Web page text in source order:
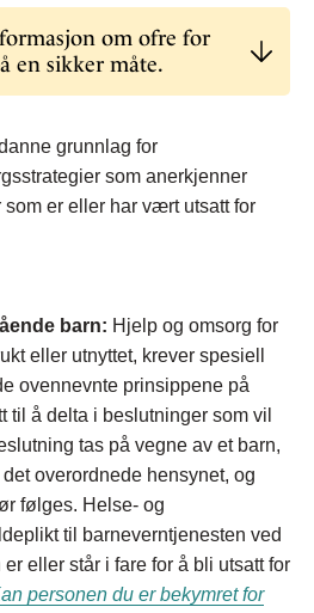
om ofre for
en sikker måte.
grunnlag for
som anerkjenner
er eller har vært utsatt for
barn: Hjelp og omsorg for
eller utnyttet, krever spesiell
ovennevnte prinsippene på
til å delta i beslutninger som vil
tas på vegne av et barn,
overordnede hensynet, og
følges. Helse- og
til barneverntjenesten ved
eller står i fare for å bli utsatt for
personen du er bekymret for